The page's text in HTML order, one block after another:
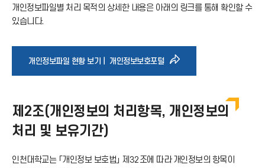
개인정보파일별 처리 목적의 상세한 내용은 아래의 링크를 통해 확인할 수
있습니다.
개인정보파일 현황 보기｜ 개인정보보호포털바
가
제2조(개인정보의 처리항목, 개인정보의
처리 및 보유기간)
인천대학교는 「개인정보 보호법」 제32조에 따라 개인정보의 항목이